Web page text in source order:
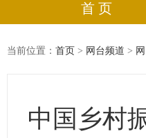
首 页
当前位置： 首页 > 网台频道 >
中国乡村